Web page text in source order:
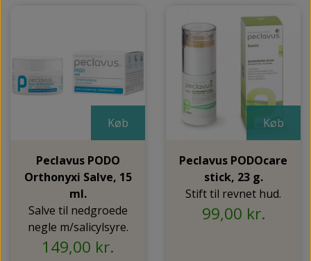
Køb
Peclavus PODO
Orthonyxi Salve, 15
ml.
Salve til nedgroede
negle m/salicylsyre.
149,00 kr.
Køb
Peclavus PODOcare
stick, 23 g.
Stift til revnet hud.
99,00 kr.